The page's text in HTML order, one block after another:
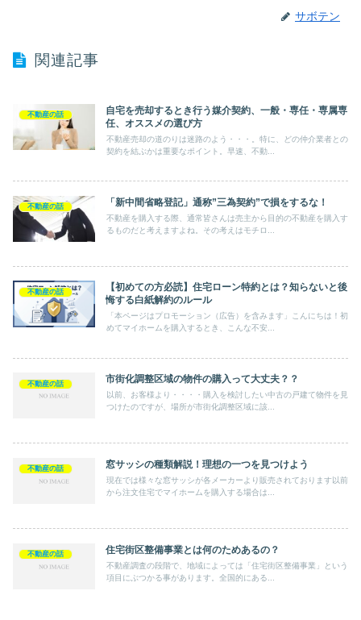
サボテン
関連記事
不動産の話
自宅を売却するとき行う媒介契約、一般・専任・専属専
任、オススメの選び方
不動産売却の道のりは迷路のよう・・・。特に、どの仲介業者との
契約を結ぶかは重要なポイント。早速、不動...
不動産の話 「新中間省略登記」通称”三為契約”で損をするな！
不動産を購入する際、通常皆さんは売主から目的の不動産を購入す
るものだと考えますよね。その考えはモチロ...
不動産の話
【初めての方必読】住宅ローン特約とは？知らないと後
悔する白紙解約のルール
「本ページはプロモーション（広告）を含みます」こんにちは！初
めてマイホームを購入するとき、こんな不安...
不動産の話 市街化調整区域の物件の購入って大丈夫？？
以前、お客様より・・・・購入を検討したい中古の戸建て物件を見
つけたのですが、場所が市街化調整区域に該...
不動産の話 窓サッシの種類解説！理想の一つを見つけよう
現在では様々な窓サッシが各メーカーより販売されております以前
から注文住宅でマイホームを購入する場合は...
不動産の話 住宅街区整備事業とは何のためあるの？
不動産調査の段階で、地域によっては「住宅街区整備事業」という
項目にぶつかる事があります。全国的にある...